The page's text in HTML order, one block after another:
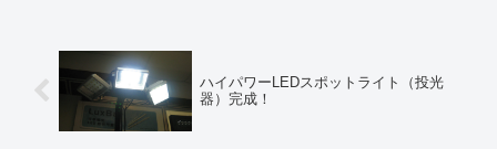
ハイパワーLEDスポットライト（投光
器）完成！